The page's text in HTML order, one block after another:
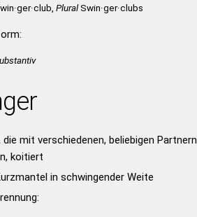
PluralSwin·ger·clubs
die mit verschiedenen, beliebigen Partnern
koitiert
in schwingender Weite